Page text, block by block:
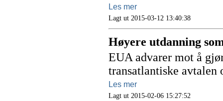
Les mer
Lagt ut 2015-03-12 13:40:38
Høyere utdanning
EUA advarer mot å
transatlantiske
Les mer
Lagt ut 2015-02-06 15:27:52